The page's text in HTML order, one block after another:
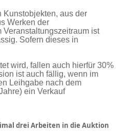
Kunstobjekten, aus der
Werken der
ist
Sofern dieses in
wird, fallen auch hierfür 30%
ist auch fällig, wenn im
Leihgabe nach dem
ein Verkauf
drei Arbeiten in die Auktion